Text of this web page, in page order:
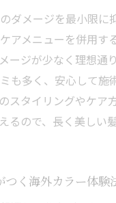
ダメージを最小限に
アメニューを併用す
ージが少なく理想通
も多く、安心して施
スタイリングやケア
るので、長く美しい
つく海外カラー体験